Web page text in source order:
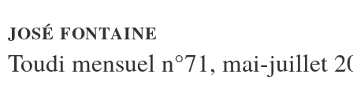
JOSÉ FONTAINE
Toudi mensuel n°71, mai-juillet